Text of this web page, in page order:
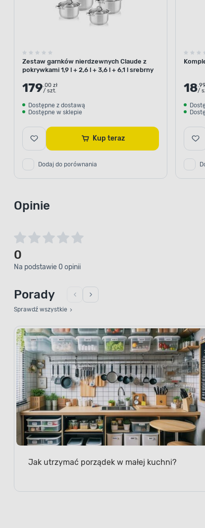
Zestaw garnków nierdzewnych Claude z
pokrywkami 1,9 l + 2,6 l + 3,6 l + 6,1 l srebrny
179.00 zł
/ szt.
Dostępne z dostawą
Dostępne w sklepie
Kup teraz
Dodaj do porównania
18/
Opinie
0
Na podstawie 0 opinii
Porady
Sprawdź wszystkie
Jak utrzymać porządek w małej kuchni?